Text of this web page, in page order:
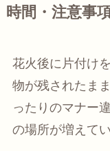
時間・注意事
花火後に片付け
物が残されたま
ったりのマナー
の場所が増えて